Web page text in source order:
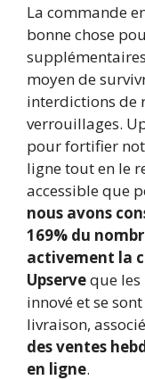
La commande
bonne chose
moyen de
interdictions de
verrouillages.
pour fortifier
ligne tout en le
accessible que
nous avons
169% du
activement la
Upserveque
innové et se
livraison,
des ventes
en ligne.